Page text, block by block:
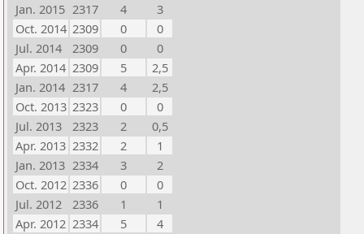
Jan. 2015 2317 4
3
Oct. 2014 2309 0
0
Jul. 2014
2309 0
0
Apr. 2014 2309 5
2,5
Jan. 2014 2317 4
2,5
Oct. 2013 2323 0
0
Jul. 2013
2323 2
0,5
Apr. 2013 2332 2
1
Jan. 2013 2334 3
2
Oct. 2012 2336 0
0
Jul. 2012
2336 1
1
Apr. 2012 2334 5
4